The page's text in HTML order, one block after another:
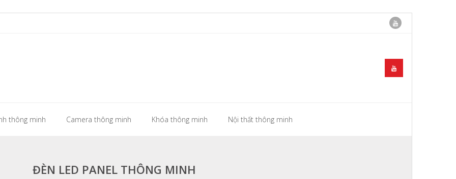
thông minh Camera thông minh Khóa thông minh Nội thất thông minh
ĐÈN LED PANEL THÔNG MINH